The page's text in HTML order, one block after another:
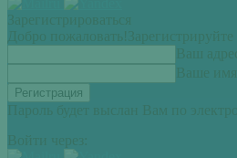
Зарегистрироваться
Добро пожаловать!
Ваш
Ваше имя
Пароль будет выслан Вам по
Войти через: